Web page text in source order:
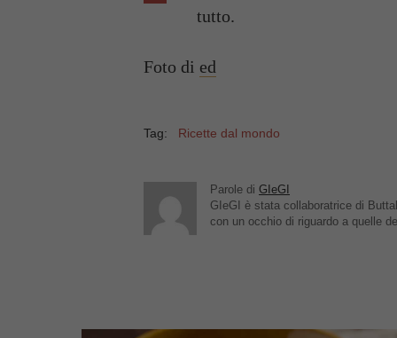
tutto.
Foto di ed
Tag: Ricette dal mondo
Parole di GIeGI
GIeGI è stata collaboratrice di
con un occhio di riguardo a quelle